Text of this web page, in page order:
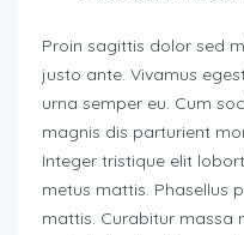
Proin sagittis dolor sed
justo ante. Vivamus
urna semper eu. Cum
magnis dis parturient
Integer tristique elit
metus mattis. Phasellus
mattis. Curabitur massa